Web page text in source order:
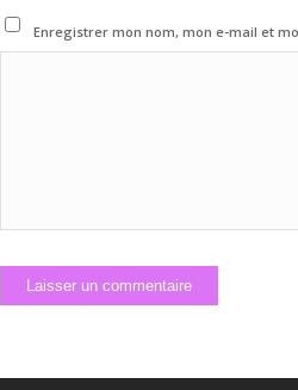
Enregistrer mon nom, mon e-mail et